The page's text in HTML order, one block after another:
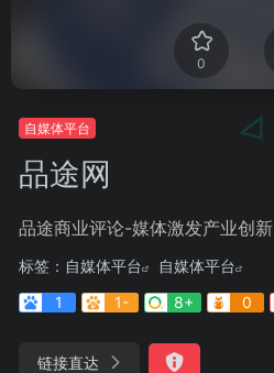
0
自媒体平台
品途网
品途商业评论-媒体激发产业创新
标签： 自媒体平台
自媒体平台
1
1- 8+ 0
链接直达